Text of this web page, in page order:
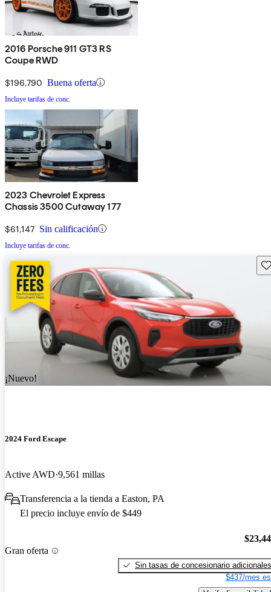
2016 Porsche 911 GT3 RS
Coupe RWD
$196,790 Buena oferta
Incluye tarifas de conc.
2023 Chevrolet Express
Chassis 3500 Cutaway 177
$61,147 Sin calificación
Incluye tarifas de conc.
¡Nuevo!
2024 Ford Escape
Active AWD 9,561 millas
Transferencia a la tienda a Easton, PA
El precio incluye envío de $449
Gran oferta
Sin tasas de concesionario adicionales
$437/mes